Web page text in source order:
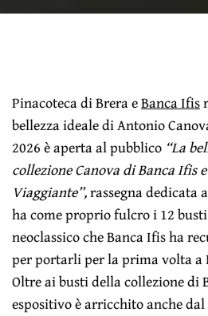
Pinacoteca di Brera eBanca Ifis
bellezza ideale di Antonio
2026 è aperta al pubblico “La
collezione Canova di Banca Ifis
Viaggiante”,rassegna dedicata
ha come proprio fulcro i 12
neoclassico che Banca Ifis ha
per portarli per la prima volta a
Oltre ai busti della collezione di
espositivo è arricchito anche